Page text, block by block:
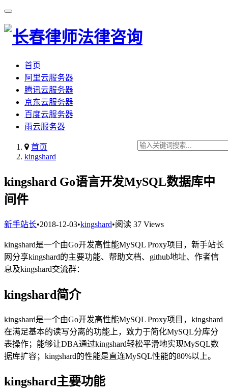
首页
阿里云服务器
腾讯云服务器
京东云服务器
百度云服务器
雨云服务器
首页
kingshard
kingshard Go语言开发MySQL数据库中
间件
新手站长•2018-12-03•kingshard•阅读 37 Views
kingshard是一个由Go开发高性能MySQL Proxy项目，新手站长
网分享kingshard的主要功能、帮助文档、github地址、作者信
息及kingshard交流群：
kingshard简介
kingshard是一个由Go开发高性能MySQL Proxy项目，kingshard
在满足基本的读写分离的功能上，致力于简化MySQL分库分
表操作；能够让DBA通过kingshard轻松平滑地实现MySQL数
据库扩容；kingshard的性能是直连MySQL性能的80%以上。
kingshard主要功能